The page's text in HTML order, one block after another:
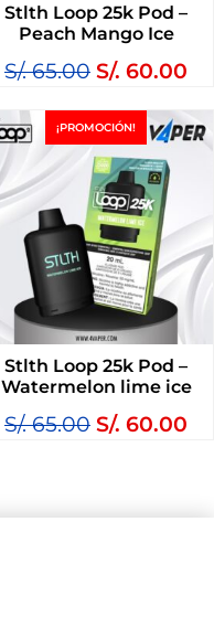
Stlth Loop 25k Pod –
Peach Mango Ice
S/.65.00 S/. 60.00
¡PROMOCIÓN!
Stlth Loop 25k Pod –
Watermelon lime ice
S/.65.00 S/. 60.00